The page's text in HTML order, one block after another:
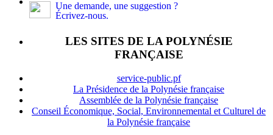
Une demande, une suggestion ?
Écrivez-nous.
LES SITES DE LA POLYNÉSIE
FRANÇAISE
service-public.pf
La Présidence de la Polynésie française
Assemblée de la Polynésie française
Conseil Économique, Social, Environnemental et Culturel de
la Polynésie française